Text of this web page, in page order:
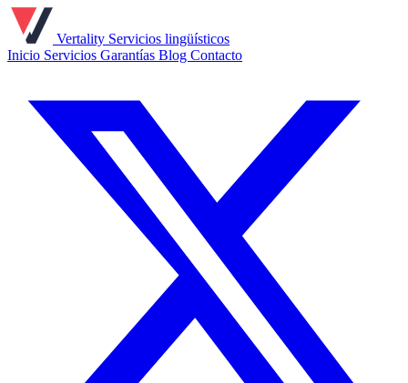
Vertality Servicios lingüísticos
Inicio Servicios Garantías Blog Contacto